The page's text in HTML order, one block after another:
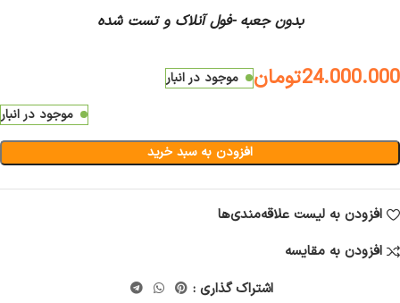
بدون جعبه -فول آنلاک و تست شده
24.000.000تومان
موجود در انبار
موجود در انبار
افزودن به سبد خرید
افزودن به لیست علاقه‌مندی‌ها
افزودن به مقایسه
اشتراک گذاری :